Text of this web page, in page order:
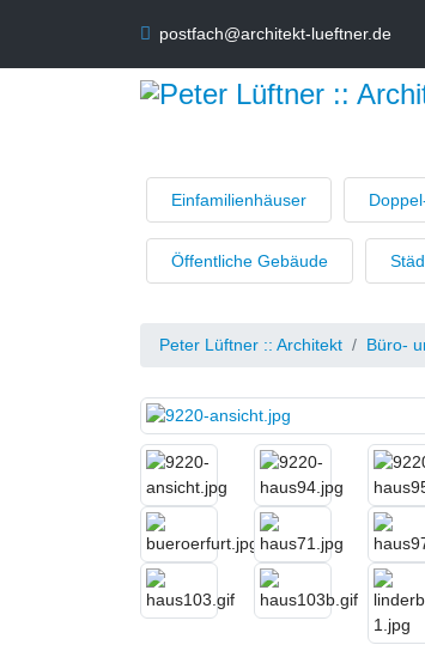
postfach@architekt-lueftner.de
Einfamilienhäuser
Öffentliche Gebäude
Peter Lüftner :: Architekt Büro-